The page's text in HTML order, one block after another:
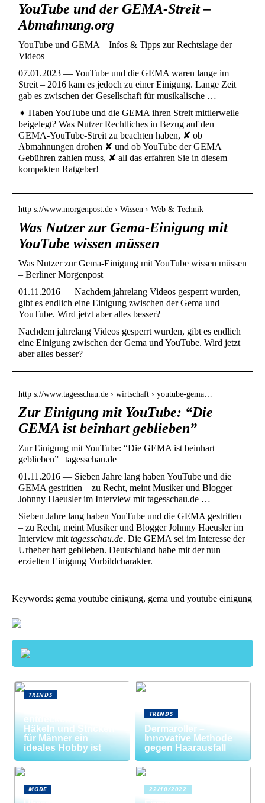
YouTube und der GEMA-Streit –
Abmahnung.org
YouTube und GEMA – Infos & Tipps zur Rechtslage der
Videos
07.01.2023 — YouTube und die GEMA waren lange im
Streit – 2016 kam es jedoch zu einer Einigung. Lange Zeit
gab es zwischen der Gesellschaft für musikalische …
➧ Haben YouTube und die GEMA ihren Streit mittlerweile
beigelegt? Was Nutzer Rechtliches in Bezug auf den
GEMA-YouTube-Streit zu beachten haben, ✘ ob
Abmahnungen drohen ✘ und ob YouTube der GEMA
Gebühren zahlen muss, ✘ all das erfahren Sie in diesem
kompakten Ratgeber!
http s://www.morgenpost.de › Wissen › Web & Technik
Was Nutzer zur Gema-Einigung mit
YouTube wissen müssen
Was Nutzer zur Gema-Einigung mit YouTube wissen müssen
– Berliner Morgenpost
01.11.2016 — Nachdem jahrelang Videos gesperrt wurden,
gibt es endlich eine Einigung zwischen der Gema und
YouTube. Wird jetzt aber alles besser?
Nachdem jahrelang Videos gesperrt wurden, gibt es endlich
eine Einigung zwischen der Gema und YouTube. Wird jetzt
aber alles besser?
http s://www.tagesschau.de › wirtschaft › youtube-gema…
Zur Einigung mit YouTube: “Die
GEMA ist beinhart geblieben”
Zur Einigung mit YouTube: “Die GEMA ist beinhart
geblieben” | tagesschau.de
01.11.2016 — Sieben Jahre lang haben YouTube und die
GEMA gestritten – zu Recht, meint Musiker und Blogger
Johnny Haeusler im Interview mit tagesschau.de …
Sieben Jahre lang haben YouTube und die GEMA gestritten
– zu Recht, meint Musiker und Blogger Johnny Haeusler im
Interview mit tagesschau.de. Die GEMA sei im Interesse der
Urheber hart geblieben. Deutschland habe mit der nun
erzielten Einigung Vorbildcharakter.
Keywords: gema youtube einigung, gema und youtube einigung
TRENDS
entdecken: Warum
Häkeln und Stricken
für Männer ein
ideales Hobby ist
TRENDS
Dermaroller –
Innovative Methode
gegen Haarausfall
MODE 22/10/2022